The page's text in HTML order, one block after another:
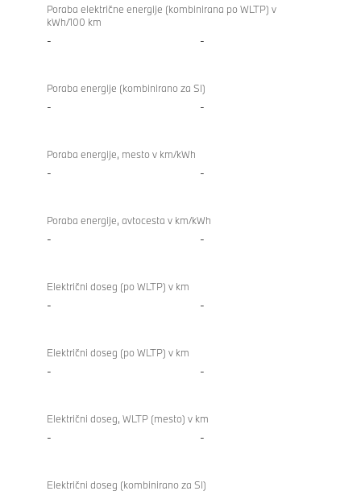
Poraba električne energije (kombinirana po WLTP) v
kWh/100 km
- -
Poraba energije (kombinirano za SI)
- -
Poraba energije, mesto v km/kWh
- -
Poraba energije, avtocesta v km/kWh
- -
Električni doseg (po WLTP) v km
- -
Električni doseg (po WLTP) v km
- -
Električni doseg, WLTP (mesto) v km
- -
Električni doseg (kombinirano za SI)